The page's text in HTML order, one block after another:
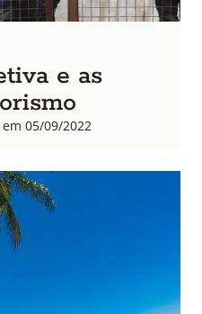
e as
05/09/2022